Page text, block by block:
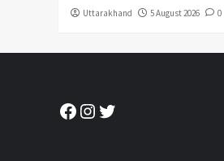
Uttarakhand 5 August 2026 0
Facebook
Instagram
Twitter